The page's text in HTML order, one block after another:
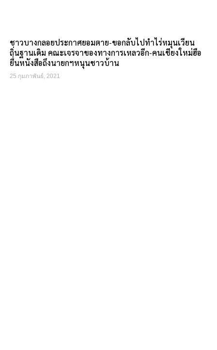
ชาวบางกลอยประกาศยอมตาย-ขอกลับไปทำไร่หมุนเวียน
ถิ่นฐานเดิม คณะเจรจาของทางการเหลวอีก-คนเชียงใหม่ฮือ
ยื่นหนังสือถึงนายกฯหนุนชาวบ้าน
25 กุมภาพันธ์, 2021